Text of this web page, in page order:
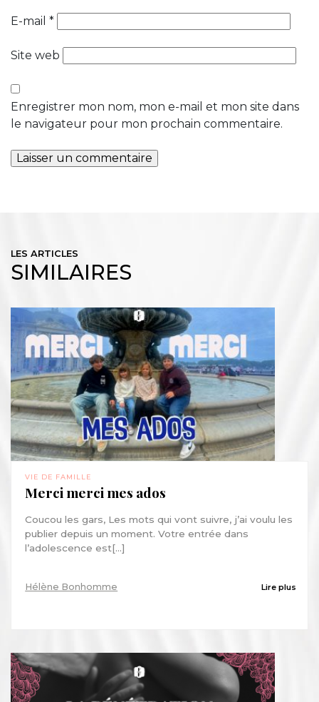
E-mail *
Site web
Enregistrer mon nom, mon e-mail et mon site dans
le navigateur pour mon prochain commentaire.
LES ARTICLES
SIMILAIRES
VIE DE FAMILLE
Merci merci mes ados
Coucou les gars, Les mots qui vont suivre, j’ai voulu les
publier depuis un moment. Votre entrée dans
l’adolescence est[...]
Hélène Bonhomme Lire plus